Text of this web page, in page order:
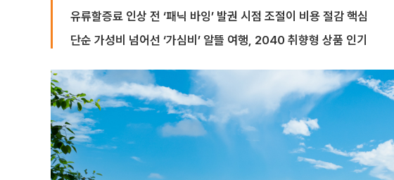
유류할증료 인상 전 ‘패닉 바잉’ 발권 시점 조절이 비용 절감 핵심
단순 가성비 넘어선 ‘가심비’ 알뜰 여행, 2040 취향형 상품 인기